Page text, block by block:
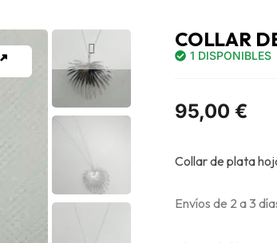
COLLAR
1 DISPONIBLES
95,00 €
Collar de plata
Envíos de 2 a 3